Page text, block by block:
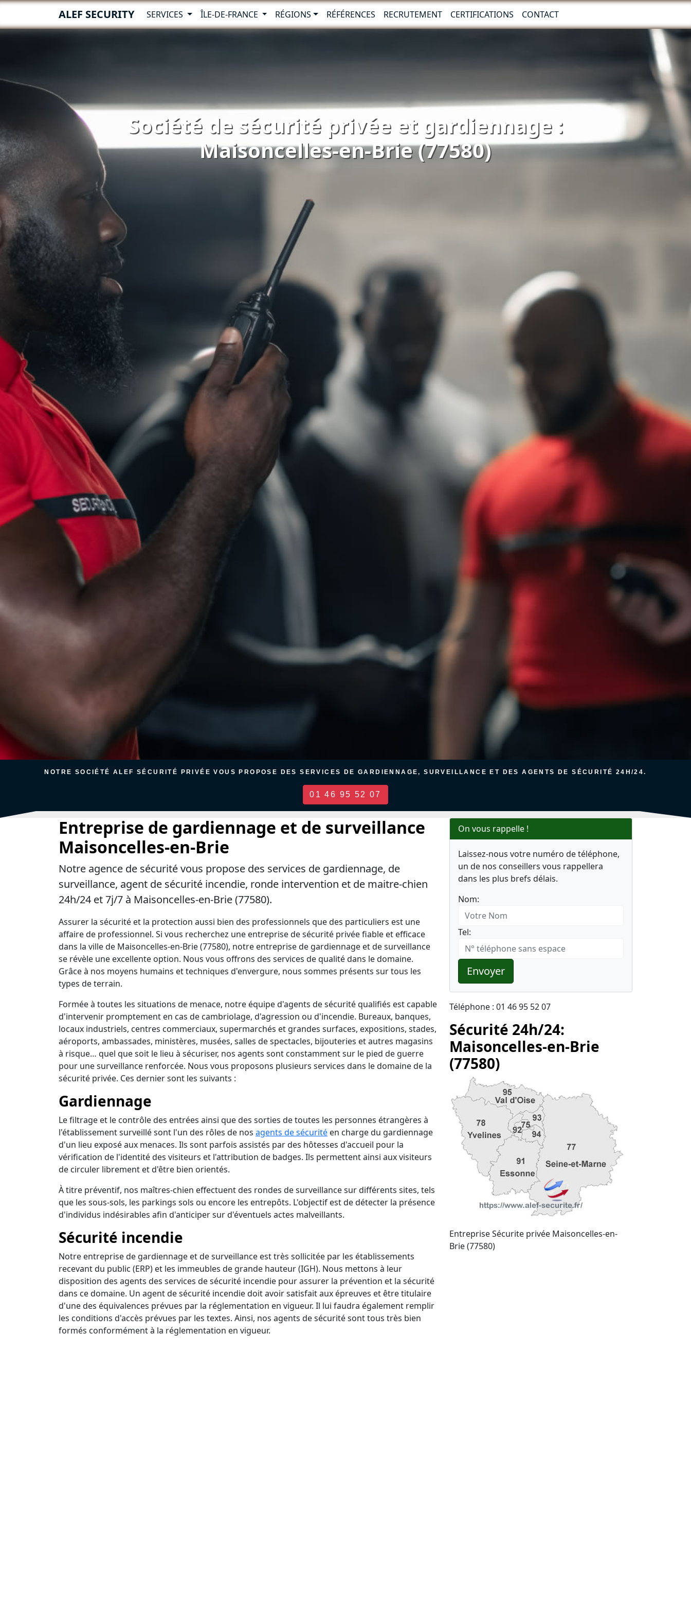
ALEF SECURITY SERVICES ÎLE-DE-FRANCE RÉGIONS RÉFÉRENCES RECRUTEMENT CERTIFICATIONS CONTACT
Société de sécurité privée et gardiennage :
Maisoncelles-en-Brie (77580)
NOTRE SOCIÉTÉ ALEF SÉCURITÉ PRIVÉE VOUS PROPOSE DES SERVICES DE GARDIENNAGE, SURVEILLANCE ET DES AGENTS DE SÉCURITÉ 24H/24.
01 46 95 52 07
Entreprise de gardiennage et de surveillance
Maisoncelles-en-Brie
Notre agence de sécurité vous propose des services de gardiennage, de
surveillance, agent de sécurité incendie, ronde intervention et de maitre-chien
24h/24 et 7j/7 à Maisoncelles-en-Brie (77580).
Assurer la sécurité et la protection aussi bien des professionnels que des particuliers est une
affaire de professionnel. Si vous recherchez une entreprise de sécurité privée fiable et efficace
dans la ville de Maisoncelles-en-Brie (77580), notre entreprise de gardiennage et de surveillance
se révèle une excellente option. Nous vous offrons des services de qualité dans le domaine.
Grâce à nos moyens humains et techniques d'envergure, nous sommes présents sur tous les
types de terrain.
Formée à toutes les situations de menace, notre équipe d'agents de sécurité qualifiés est capable
d'intervenir promptement en cas de cambriolage, d'agression ou d'incendie. Bureaux, banques,
locaux industriels, centres commerciaux, supermarchés et grandes surfaces, expositions, stades,
aéroports, ambassades, ministères, musées, salles de spectacles, bijouteries et autres magasins
à risque… quel que soit le lieu à sécuriser, nos agents sont constamment sur le pied de guerre
pour une surveillance renforcée. Nous vous proposons plusieurs services dans le domaine de la
sécurité privée. Ces dernier sont les suivants :
Gardiennage
Le filtrage et le contrôle des entrées ainsi que des sorties de toutes les personnes étrangères à
l'établissement surveillé sont l'un des rôles de nos agents de sécurité en charge du gardiennage
d'un lieu exposé aux menaces. Ils sont parfois assistés par des hôtesses d'accueil pour la
vérification de l'identité des visiteurs et l'attribution de badges. Ils permettent ainsi aux visiteurs
de circuler librement et d'être bien orientés.
À titre préventif, nos maîtres-chien effectuent des rondes de surveillance sur différents sites, tels
que les sous-sols, les parkings sols ou encore les entrepôts. L'objectif est de détecter la présence
d'individus indésirables afin d'anticiper sur d'éventuels actes malveillants.
Sécurité incendie
Notre entreprise de gardiennage et de surveillance est très sollicitée par les établissements
recevant du public (ERP) et les immeubles de grande hauteur (IGH). Nous mettons à leur
disposition des agents des services de sécurité incendie pour assurer la prévention et la sécurité
dans ce domaine. Un agent de sécurité incendie doit avoir satisfait aux épreuves et être titulaire
d'une des équivalences prévues par la réglementation en vigueur. Il lui faudra également remplir
les conditions d'accès prévues par les textes. Ainsi, nos agents de sécurité sont tous très bien
formés conformément à la réglementation en vigueur.
On vous rappelle !
Laissez-nous votre numéro de téléphone,
un de nos conseillers vous rappellera
dans les plus brefs délais.
Nom:
Tel:
Envoyer
Téléphone : 01 46 95 52 07
Sécurité 24h/24:
Maisoncelles-en-Brie
(77580)
Entreprise Sécurite privée Maisoncelles-en-
Brie (77580)